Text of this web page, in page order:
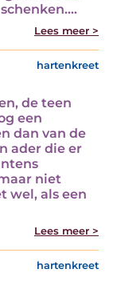
Lees meer >
hartenkreet
de teen
een
dan van de
ader die er
niet
wel, als een
Lees meer >
hartenkreet